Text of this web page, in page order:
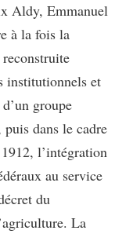
Aldy, Emmanuel
à la fois la
institutionnels et
groupe
dans le cadre
l’intégration
au service
du
La